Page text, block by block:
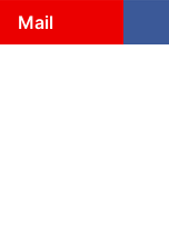
Mail